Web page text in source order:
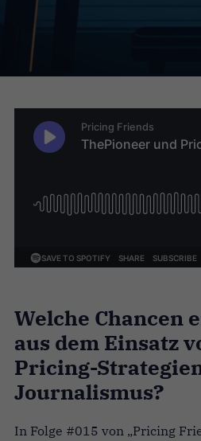
Welche Chancen
aus dem Einsatz
Pricing-
Journalismus?
In Folge #015 von „Pricing